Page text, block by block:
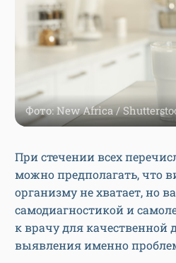
Фото: New Africa /
При стечении всех
можно предполагать, что
организму не хватает, но
самодиагностикой и
к врачу для качественной
выявления именно